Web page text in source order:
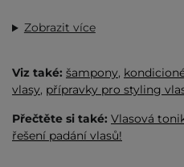
Zobrazit více
Viz také: šampony,
vlasy, přípravky pro styling
Přečtěte si také: Vlasová
řešení padání vlasů!